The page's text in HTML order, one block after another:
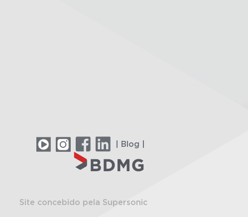
| Blog |
Site concebido pela Supersonic